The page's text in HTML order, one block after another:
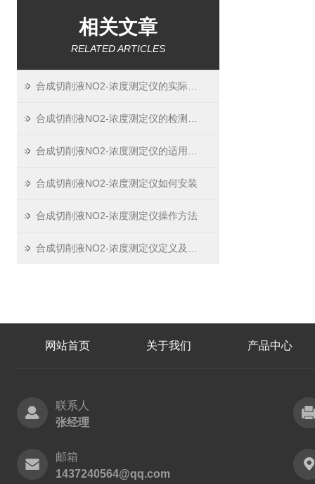
相关文章
RELATED ARTICLES
合成切削液NO2-浓度测定仪如何安装
合成切削液NO2-浓度测定仪操作方法
网站首页 关于我们 产品中心
联系人
张经理
邮箱
1437240564@qq.com